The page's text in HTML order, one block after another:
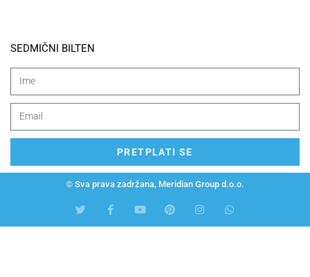
SEDMIČNI BILTEN
PRETPLATI SE
© Sva prava zadržana, Meridian Group d.o.o.